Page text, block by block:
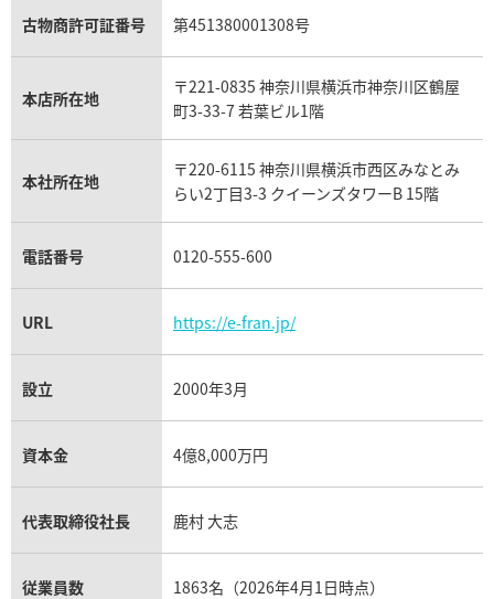
アクアマリン買取
オメガ買取
カルティエ買取
フランク ミュラー買取
リシャール・ミル買取
パネライ買取
チューダー（チュードル）買取
プラダ買取
モーブッサン買取
古物商許可証番号 第451380001308号
本店所在地
〒221-0835 神奈川県横浜市神奈川区鶴屋
町3-33-7 若葉ビル1階
本社所在地
〒220-6115 神奈川県横浜市西区みなとみ
らい2丁目3-3 クイーンズタワーB 15階
電話番号 0120-555-600
URL https://e-fran.jp/
設立 2000年3月
資本金 4億8,000万円
代表取締役社長 鹿村 大志
従業員数 1863名（2026年4月1日時点）